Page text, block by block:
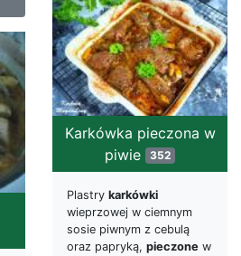
Karkówka pieczona w
piwie
352
Plastry karkówki
wieprzowej w ciemnym
sosie piwnym z cebulą
oraz papryką, pieczone w